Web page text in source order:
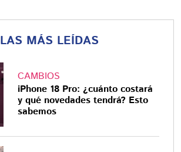
LAS MÁS LEÍDAS
CAMBIOS
iPhone 18 Pro: ¿cuánto costará
y qué novedades tendrá? Esto
sabemos